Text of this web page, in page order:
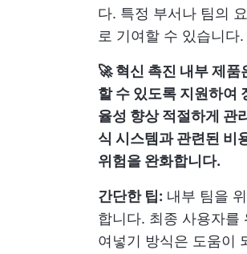
다. 특정 부서나 팀의
로 기여할 수 있습니다.
🚀 혁신 촉진 내부 제
할 수 있도록 지원하여
율성 향상 적절하게 관
식 시스템과 관련된 비
위험을 완화합니다.
간단한 팁: 내부 팀을
합니다. 최종 사용자를
여넣기 방식은 도움이